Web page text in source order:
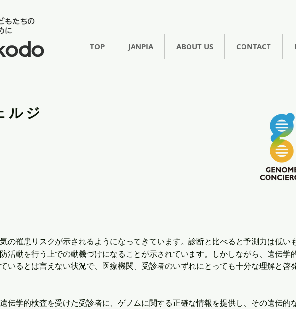
TOP JANPIA ABOUT US CONTACT
ルジ
の罹患リスクが示されるようになってきています。診断と比べると予測力は低い
活動を行う上での動機づけになることが示されています。しかしながら、遺伝学
いるとは言えない状況で、医療機関、受診者のいずれにとっても十分な理解と啓
伝学的検査を受けた受診者に、ゲノムに関する正確な情報を提供し、その遺伝的